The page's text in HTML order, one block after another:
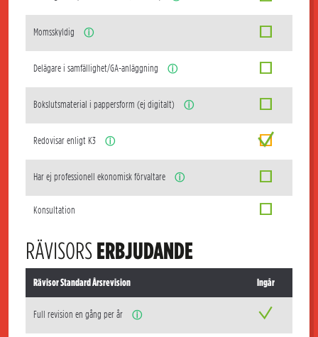
Momsskyldig ⓘ
Delägare i samfällighet/GA-anläggning ⓘ
Bokslutsmaterial i pappersform (ej digitalt) ⓘ
Redovisar enligt K3 ⓘ
Har ej professionell ekonomisk förvaltare ⓘ
Konsultation
RÄVISORSERBJUDANDE
Rävisor Standard Årsrevision Ingår
Full revision en gång per år ⓘ